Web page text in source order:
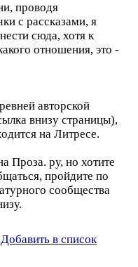
проводя
с рассказами, я
сюда, хотя к
отношения, это -
авторской
внизу страницы),
на Литресе.
Проза. ру, но хотите
пройдите по
сообщества
Добавить в список